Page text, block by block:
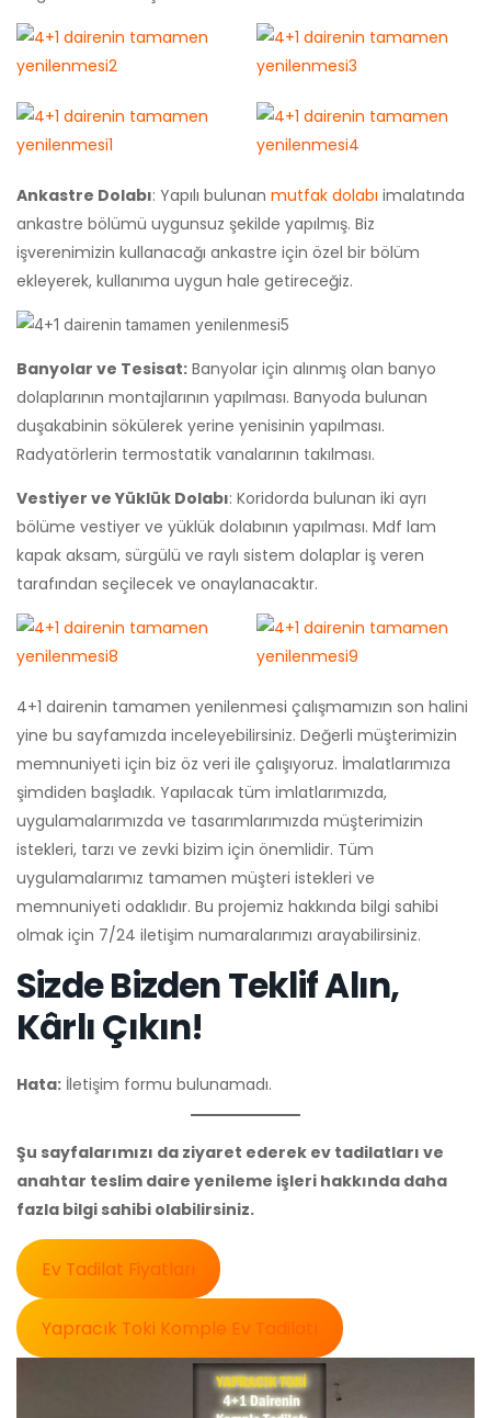
Ankastre Dolabı: Yapılı bulunan mutfak dolabı imalatında
ankastre bölümü uygunsuz şekilde yapılmış. Biz
işverenimizin kullanacağı ankastre için özel bir bölüm
ekleyerek, kullanıma uygun hale getireceğiz.
Banyolar ve Tesisat: Banyolar için alınmış olan banyo
dolaplarının montajlarının yapılması. Banyoda bulunan
duşakabinin sökülerek yerine yenisinin yapılması.
Radyatörlerin termostatik vanalarının takılması.
Vestiyer ve Yüklük Dolabı: Koridorda bulunan iki ayrı
bölüme vestiyer ve yüklük dolabının yapılması. Mdf lam
kapak aksam, sürgülü ve raylı sistem dolaplar iş veren
tarafından seçilecek ve onaylanacaktır.
4+1 dairenin tamamen yenilenmesi çalışmamızın son halini
yine bu sayfamızda inceleyebilirsiniz. Değerli müşterimizin
memnuniyeti için biz öz veri ile çalışıyoruz. İmalatlarımıza
şimdiden başladık. Yapılacak tüm imlatlarımızda,
uygulamalarımızda ve tasarımlarımızda müşterimizin
istekleri, tarzı ve zevki bizim için önemlidir. Tüm
uygulamalarımız tamamen müşteri istekleri ve
memnuniyeti odaklıdır. Bu projemiz hakkında bilgi sahibi
olmak için 7/24 iletişim numaralarımızı arayabilirsiniz.
Sizde Bizden Teklif Alın,
Kârlı Çıkın!
Hata: İletişim formu bulunamadı.
Şu sayfalarımızı da ziyaret ederek ev tadilatları ve
anahtar teslim daire yenileme işleri hakkında daha
fazla bilgi sahibi olabilirsiniz.
Ev Tadilat Fiyatları
Yapracık Toki Komple Ev Tadilatı